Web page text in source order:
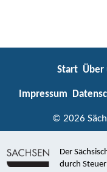
Start Über
Impressum
© 2026
Der
durch